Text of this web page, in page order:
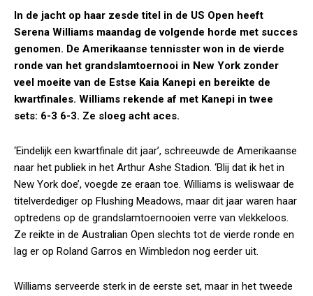
In de jacht op haar zesde titel in de US Open heeft
Serena Williams maandag de volgende horde met succes
genomen. De Amerikaanse tennisster won in de vierde
ronde van het grandslamtoernooi in New York zonder
veel moeite van de Estse Kaia Kanepi en bereikte de
kwartfinales. Williams rekende af met Kanepi in twee
sets: 6-3 6-3. Ze sloeg acht aces.
‘Eindelijk een kwartfinale dit jaar’, schreeuwde de Amerikaanse
naar het publiek in het Arthur Ashe Stadion. ‘Blij dat ik het in
New York doe’, voegde ze eraan toe. Williams is weliswaar de
titelverdediger op Flushing Meadows, maar dit jaar waren haar
optredens op de grandslamtoernooien verre van vlekkeloos.
Ze reikte in de Australian Open slechts tot de vierde ronde en
lag er op Roland Garros en Wimbledon nog eerder uit.
Williams serveerde sterk in de eerste set, maar in het tweede